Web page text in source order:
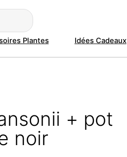
Plantes Idées Cadeaux
+ pot
noir